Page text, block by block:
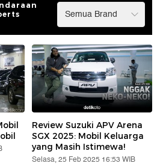
Review Suzuki APV Arena
SGX 2025: Mobil Keluarga
yang Masih Istimewa!
Selasa, 25 Feb 2025 16:53 WIB